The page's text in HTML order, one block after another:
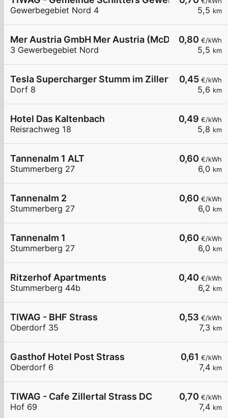
5,5 km
Gewerbegebiet Nord 4
0,80 €/kWh
5,5 km
Mer Austria GmbH Mer Austria (McD) -
3 Gewerbegebiet Nord
0,45 €/kWh
5,6 km
Tesla Supercharger Stumm im Zillertal, Austria
Dorf 8
0,49 €/kWh
5,8 km
Hotel Das Kaltenbach
Reisrachweg 18
0,60 €/kWh
6,0 km
Tannenalm 1 ALT
Stummerberg 27
0,60 €/kWh
6,0 km
Tannenalm 2
Stummerberg 27
0,60 €/kWh
6,0 km
Tannenalm 1
Stummerberg 27
0,40 €/kWh
6,2 km
Ritzerhof Apartments
Stummerberg 44b
0,53 €/kWh
7,3 km
TIWAG - BHF Strass
Oberdorf 35
0,61 €/kWh
7,4 km
Gasthof Hotel Post Strass
Oberdorf 6
0,70 €/kWh
7,4 km
TIWAG - Cafe Zillertal Strass DC
Hof 69